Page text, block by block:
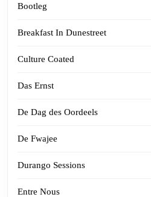
Bootleg
Breakfast In Dunestreet
Culture Coated
Das Ernst
De Dag des Oordeels
De Fwajee
Durango Sessions
Entre Nous